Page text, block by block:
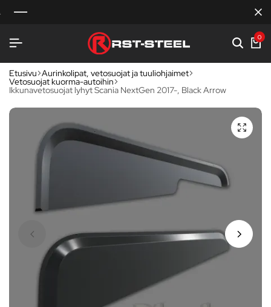
0
Etusivu Aurinkolipat, vetosuojat ja tuuliohjaimet
Vetosuojat kuorma-autoihin
Ikkunavetosuojat lyhyt Scania NextGen 2017-, Black Arrow